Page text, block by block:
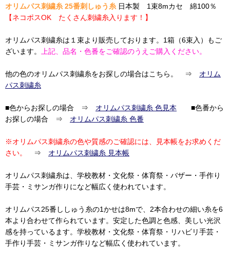
オリムパス刺繍糸 25番刺しゅう糸 日本製 1束8mカセ 綿100％
【ネコポスOK たくさん刺繍糸入ります！】
オリムパス刺繍糸は１束より販売しております。1箱（6束入）もご
ざいます。
上記、品名・色番をご確認のうえご購入ください。
他の色のオリムパス刺繍糸をお探しの場合はこちら。 ⇒ オリム
パス刺繍糸
■色からお探しの場合 ⇒ オリムパス刺繍糸 色見本 ■色番から
お探しの場合 ⇒ オリムパス刺繍糸 色番
※オリムパス刺繍糸の色や質感のご確認には、見本帳をお求めくだ
さい。
⇒ オリムパス刺繍糸 見本帳
オリムパス刺繍糸は、学校教材・文化祭・体育祭・バザー・手作り
手芸・ミサンガ作りになど幅広く使われています。
オリムパス25番ししゅう糸の1かせは8mで、2本合わせの細い糸を6
本より合わせて作られています。安定した色調と色感、美しい光沢
感を持っているます。学校教材・文化祭・体育祭・リハビリ手芸・
手作り手芸・ミサンガ作りなど幅広く使われています。